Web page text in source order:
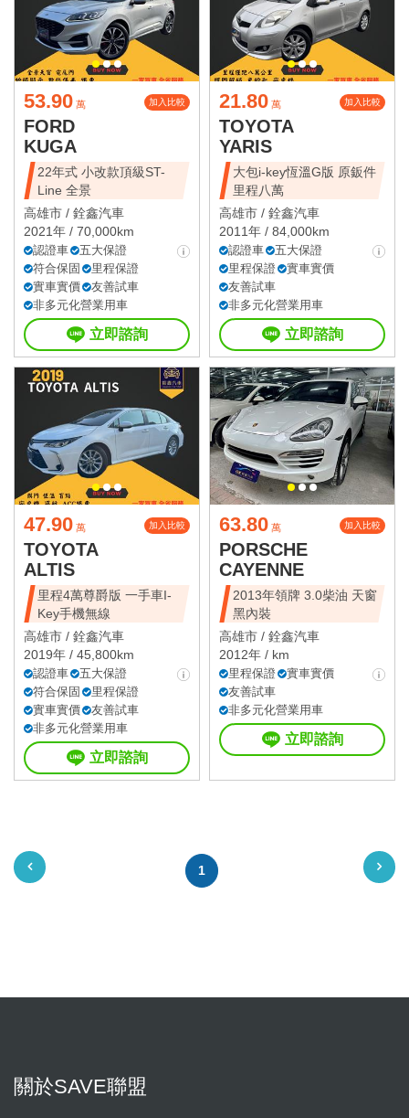
53.90 萬 加入比較
FORD
KUGA
22年式 小改款頂級ST-
Line 全景
高雄市 / 銓鑫汽車
2021年 / 70,000km
認證車
五大保證
符合保固
里程保證
實車實價
友善試車
非多元化營業用車
立即諮詢
21.80 萬 加入比較
TOYOTA
YARIS
大包i-key恆溫G版 原鈑件
里程八萬
高雄市 / 銓鑫汽車
2011年 / 84,000km
認證車
五大保證
里程保證
實車實價
友善試車
非多元化營業用車
立即諮詢
47.90 萬 加入比較
TOYOTA
ALTIS
里程4萬尊爵版 一手車I-
Key手機無線
高雄市 / 銓鑫汽車
2019年 / 45,800km
認證車
五大保證
符合保固
里程保證
實車實價
友善試車
非多元化營業用車
立即諮詢
63.80 萬 加入比較
PORSCHE
CAYENNE
2013年領牌 3.0柴油 天窗
黑內裝
高雄市 / 銓鑫汽車
2012年 / km
里程保證
實車實價
友善試車
非多元化營業用車
立即諮詢
1
關於SAVE聯盟